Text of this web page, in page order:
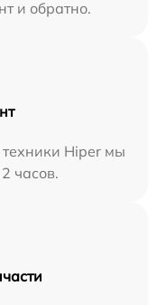
и обратно.
Hiper мы
часов.